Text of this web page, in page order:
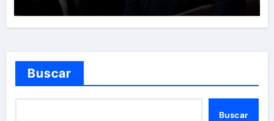
Buscar
Buscar